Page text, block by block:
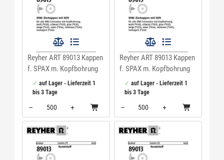
Reyher ART 89013 Kappen
f. SPAX m. Kopfbohrung
rehbraun Kunstst VE=S
auf Lager - Lieferzeit 1
bis 3 Tage
–
+
Menge: 500
Reyher ART 89013 Kappen
f. SPAX m. Kopfbohrung
grau Kunstst VE=S
auf Lager - Lieferzeit 1
bis 3 Tage
–
+
Menge: 500